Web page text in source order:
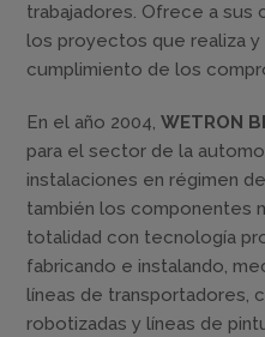
trabajadores. Ofrece a sus
los proyectos que realiza
cumplimiento de los
En el año 2004, WETRON
para el sector de la
instalaciones en régimen
también los componentes
totalidad con tecnología
fabricando e instalando,
líneas de transportadores,
robotizadas y líneas de